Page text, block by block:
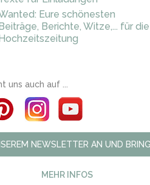
Eure schönesten
Berichte, Witze,... für die
uns auch auf ...
NEWSLETTER AN UND
MEHR INFOS